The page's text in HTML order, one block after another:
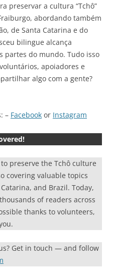
preservar a cultura “Tchô”
abordando também
de Santa Catarina e do
bilingue alcança
partes do mundo. Tudo isso
apoiadores e
algo com a gente?
– Facebook or Instagram
preserve the Tchô culture
covering valuable topics
and Brazil. Today,
of readers across
thanks to volunteers,
Get in touch — and follow